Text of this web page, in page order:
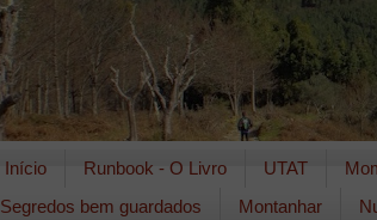
Início Runbook - O Livro UTAT
Segredos bem guardados
Montanhar